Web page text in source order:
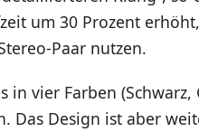
um 30 Prozent
Paar nutzen.
in vier Farben
Das Design ist aber